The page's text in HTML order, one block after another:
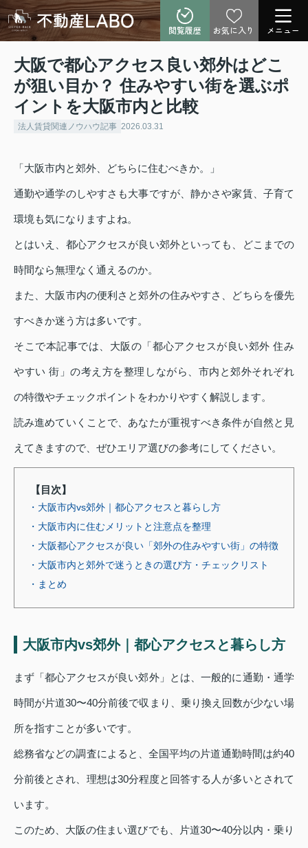
閲覧履歴 お気に入り メニュー
大阪で都心アクセス良い郊外はどこ
が狙い目か？ 住みやすい街を選ぶポ
イントを大阪市内と比較
法人賃貸関連ノウハウ記事 2026.03.31
「大阪市内と郊外、どちらに住むべきか。」
通勤や通学のしやすさも大事ですが、静かさや家賃、子育て
環境も気になりますよね。
とはいえ、都心アクセスが良い郊外といっても、どこまでの
時間なら無理なく通えるのか。
また、大阪市内の便利さと郊外の住みやすさ、どちらを優先
すべきか迷う方は多いです。
そこで本記事では、大阪の「都心アクセスが良い郊外 住み
やすい 街」の考え方を整理しながら、市内と郊外それぞれ
の特徴やチェックポイントをわかりやすく解説します。
読み進めていくことで、あなたが重視すべき条件が自然と見
えてきますので、ぜひエリア選びの参考にしてください。
【目次】
・大阪市内vs郊外｜都心アクセスと暮らし方
・大阪市内に住むメリットと注意点を整理
・大阪都心アクセスが良い「郊外の住みやすい街」の特徴
・大阪市内と郊外で迷うときの選び方・チェックリスト
・まとめ
大阪市内vs郊外｜都心アクセスと暮らし方
まず「都心アクセスが良い郊外」とは、一般的に通勤・通学
時間が片道30〜40分前後で収まり、乗り換え回数が少ない場
所を指すことが多いです。
総務省などの調査によると、全国平均の片道通勤時間は約40
分前後とされ、理想は30分程度と回答する人が多いとされて
います。
このため、大阪の住まい選びでも、片道30〜40分以内・乗り